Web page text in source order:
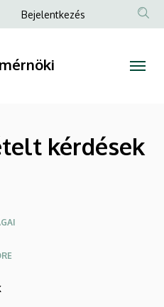
Anonim
fiók
menüje
Bejelentkezés
kérdések